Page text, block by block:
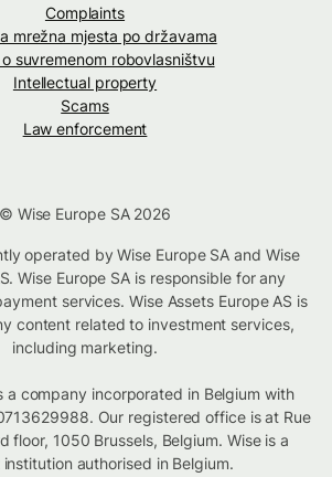
Complaints
mrežna mjesta po državama
suvremenom robovlasništvu
Intellectual property
Scams
Law enforcement
© Wise Europe SA 2026
operated by Wise Europe SA and Wise
Wise Europe SA is responsible for any
services. Wise Assets Europe AS is
content related to investment services,
including marketing.
a company incorporated in Belgium with
Our registered office is at Rue
floor, 1050 Brussels, Belgium. Wise is a
authorised in Belgium.